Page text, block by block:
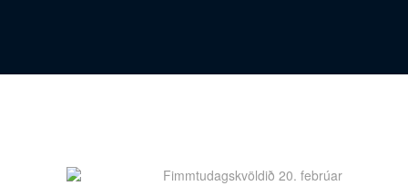
Fimmtudagskvöldið 20. febrúar